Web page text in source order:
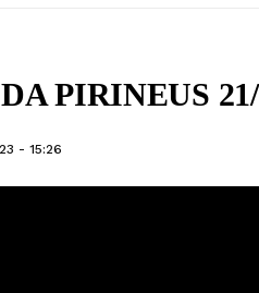
PIRINEUS 21/
- 15:26